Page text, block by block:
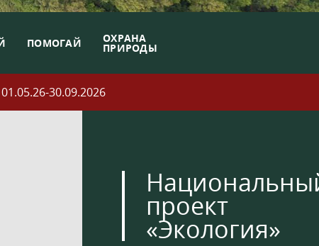
ПОМОГАЙ ОХРАНА
ПРИРОДЫ
30.09.2026
проект
«Экология»